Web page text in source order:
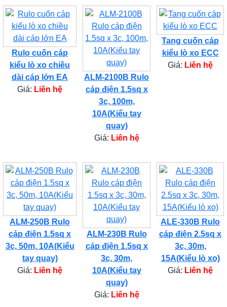
Rulo cuốn cáp
kiểu lò xo chiều
dài cáp lớn EA
Giá: Liên hệ
ALM-2100B Rulo
cáp điện 1.5sq x
3c, 100m,
10A(Kiểu tay
quay)
Giá: Liên hệ
Tang cuốn cáp
kiểu lò xo ECC
Giá: Liên hệ
ALM-250B Rulo
cáp điện 1.5sq x
3c, 50m, 10A(Kiểu
tay quay)
Giá: Liên hệ
ALM-230B Rulo
cáp điện 1.5sq x
3c, 30m,
10A(Kiểu tay
quay)
Giá: Liên hệ
ALE-330B Rulo
cáp điện 2.5sq x
3c, 30m,
15A(Kiểu lò xo)
Giá: Liên hệ